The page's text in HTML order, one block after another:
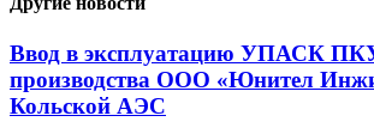
Ввод в эксплуатацию УПАСК
производства ООО «Юнител
Кольской АЭС